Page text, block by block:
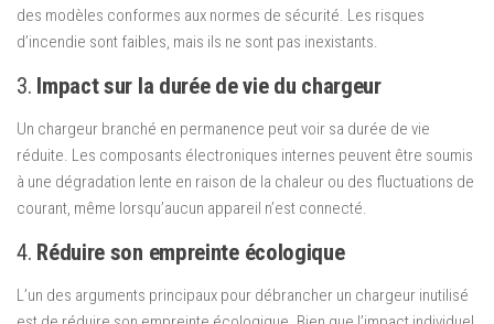
des modèles conformes aux normes de sécurité. Les risques
d’incendie sont faibles, mais ils ne sont pas inexistants.
3. Impact sur la durée de vie du chargeur
Un chargeur branché en permanence peut voir sa durée de vie
réduite. Les composants électroniques internes peuvent être soumis
à une dégradation lente en raison de la chaleur ou des fluctuations de
courant, même lorsqu’aucun appareil n’est connecté.
4. Réduire son empreinte écologique
L’un des arguments principaux pour débrancher un chargeur inutilisé